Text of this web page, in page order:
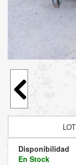
Disponibilidad
En Stock